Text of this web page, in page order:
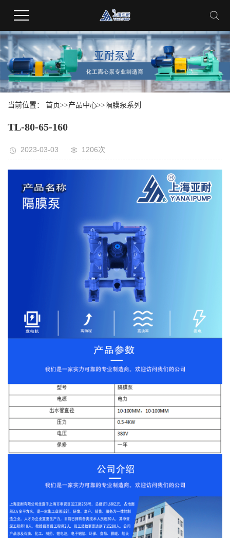
当前位置： 首页>>产品中心>> 隔膜泵系列
TL-80-65-160
2023-03-03 1206次